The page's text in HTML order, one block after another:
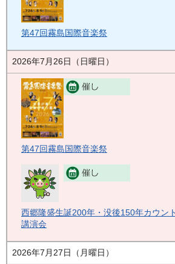
第47回霧島国際音楽祭
2026年7月26日（日曜日）
第47回霧島国際音楽祭
西郷隆盛生誕200年・没後150年カウン
講演会
2026年7月27日（月曜日）